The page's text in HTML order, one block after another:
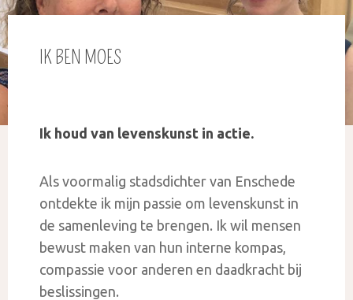
IK BEN MOES
Ik houd van levenskunst in actie.
Als voormalig stadsdichter van Enschede
ontdekte ik mijn passie om levenskunst in
de samenleving te brengen. Ik wil mensen
bewust maken van hun interne kompas,
compassie voor anderen en daadkracht bij
beslissingen.